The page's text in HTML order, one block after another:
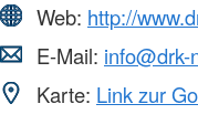
Web: http://
E-Mail: info@drk-
Karte: Link zur